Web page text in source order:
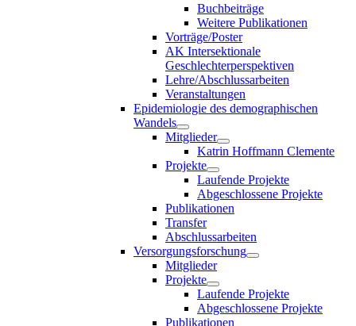
Buchbeiträge
Weitere Publikationen
Vorträge/Poster
AK Intersektionale
Geschlechterperspektiven
Lehre/Abschlussarbeiten
Veranstaltungen
Epidemiologie des demographischen
Wandels
Mitglieder
Katrin Hoffmann Clemente
Projekte
Laufende Projekte
Abgeschlossene Projekte
Publikationen
Transfer
Abschlussarbeiten
Versorgungsforschung
Mitglieder
Projekte
Laufende Projekte
Abgeschlossene Projekte
Publikationen